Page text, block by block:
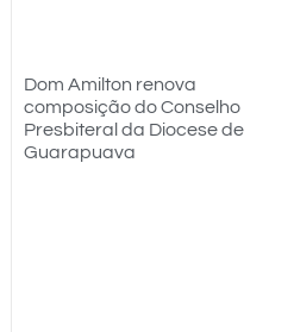
Dom Amilton renova
composição do Conselho
Presbiteral da Diocese de
Guarapuava